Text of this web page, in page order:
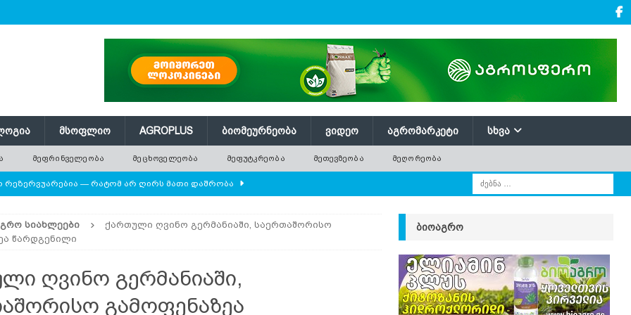
ᲛᲡᲝᲤᲚᲘᲝ AGROPLUS ᲑᲘᲝᲛᲔᲣᲠᲜᲔᲝᲑᲐ ᲕᲘᲓᲔᲝ ᲐᲒᲠᲝᲛᲐᲠᲙᲔᲢᲘ ᲡᲮᲕᲐ
ᲛᲔᲤᲠᲘᲜᲕᲔᲚᲔᲝᲑᲐ ᲛᲔᲪᲮᲝᲕᲔᲚᲔᲝᲑᲐ ᲛᲔᲤᲣᲢᲙᲠᲔᲝᲑᲐ ᲛᲔᲗᲔᲕᲖᲔᲝᲑᲐ ᲛᲔᲦᲝᲠᲔᲝᲑᲐ
რეზერვუარებია — რატომ არ ღირს მათი დაშრობა
წონას უტოლდებოდა AGROPLUS
მოშენების დროს
ეკოსისტემის საფუძველია — რატომ ქრება ველური
ᲡᲘᲐᲮᲚᲔᲔᲑᲘ
ქართული ღვინო გერმანიაში, საერთაშორისო
წარდგენილი
ღვინო გერმანიაში,
გამოფენაზეა
ᲑᲘᲝᲐᲒᲠᲝ